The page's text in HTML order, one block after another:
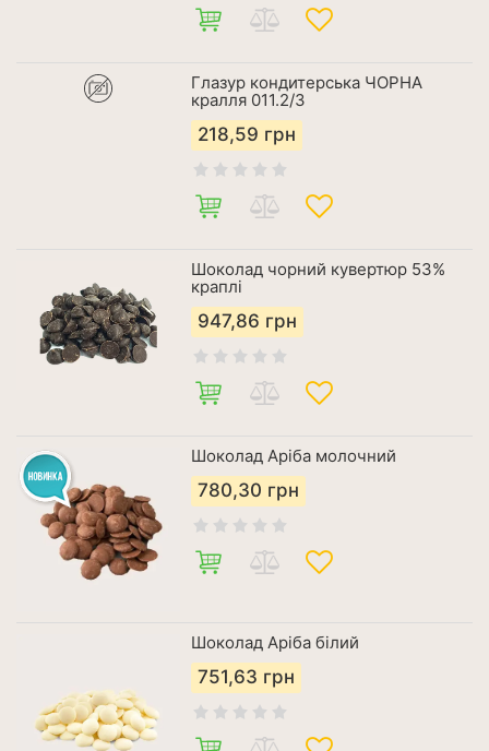
Глазур кондитерська ЧОРНА
кралля 011.2/3
218,59 грн
Шоколад чорний кувертюр 53%
краплі
947,86 грн
Шоколад Аріба молочний
780,30 грн
Шоколад Аріба білий
751,63 грн